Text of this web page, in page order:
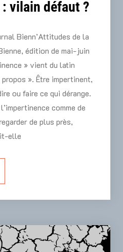
vilain défaut ?
Bienn’Attitudes de la
édition de mai-juin
» vient du latin
». Être impertinent,
ou faire ce qui dérange.
comme de
de plus près,
elle